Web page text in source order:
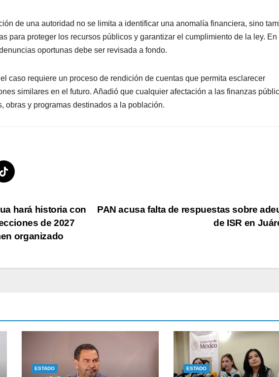
de una autoridad no se limita a identificar una anomalía financiera, sino
para proteger los recursos públicos y garantizar el cumplimiento de la ley. En
oportunas debe ser revisada a fondo.
caso requiere un proceso de rendición de cuentas que permita esclarecer
similares en el futuro. Añadió que cualquier afectación a las finanzas
obras y programas destinados a la población.
PAN acusa falta de respuestas sobre
de ISR en
hará historia con
de 2027
organizado
ESTADO ESTADO